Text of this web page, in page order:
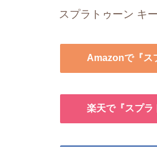
スプラトゥーン キ
Amazonで『ス
楽天で『スプ